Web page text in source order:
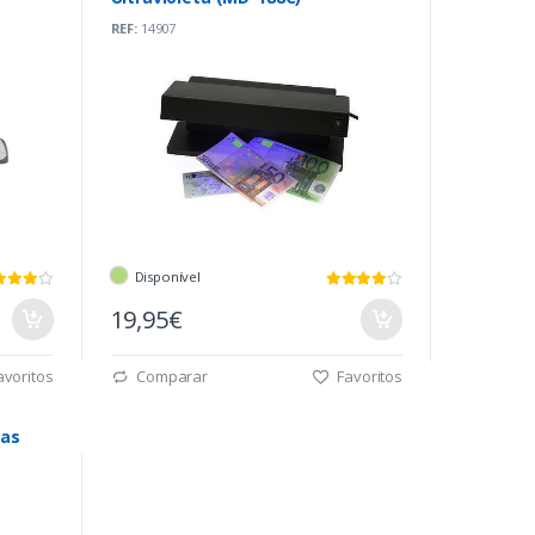
REF:14907
Disponível
19,95€
Comparar Favoritos